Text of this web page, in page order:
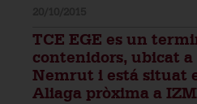
TCE EGE es un
contenidors, ubicat a
Nemrut i está situat
Aliaga pròxima a